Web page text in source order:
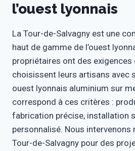
l’ouest lyonnais
La Tour-de-Salvagny est une
haut de gamme de l’ouest
propriétaires ont des exigences
choisissent leurs artisans avec
ouest lyonnais aluminium sur
correspond à ces critères :
fabrication précise, installation
personnalisé. Nous intervenons
Tour-de-Salvagny pour des